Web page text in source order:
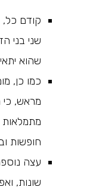
קודם כל,
שני בני
שהוא
כמו כן,
מראש, כי
מתמלאות
חופשות
עצה
שונות,